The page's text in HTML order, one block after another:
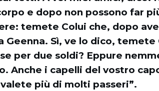
e dopo non possono far
temete Colui che, dopo
Geenna. Sì, ve lo dico, temete
per due soldi? Eppure
Anche i capelli del vostro
più di molti passeri”.